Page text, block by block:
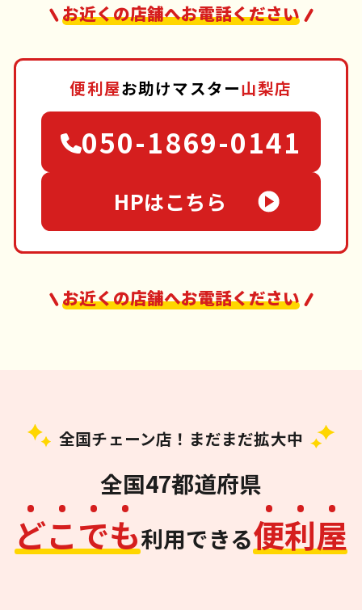
お近くの店舗へお電話ください
便利屋お助けマスター山梨店
050-1869-0141
HPはこちら
お近くの店舗へお電話ください
全国チェーン店！まだまだ拡大中
全国47都道府県
どこでも利用できる便利屋